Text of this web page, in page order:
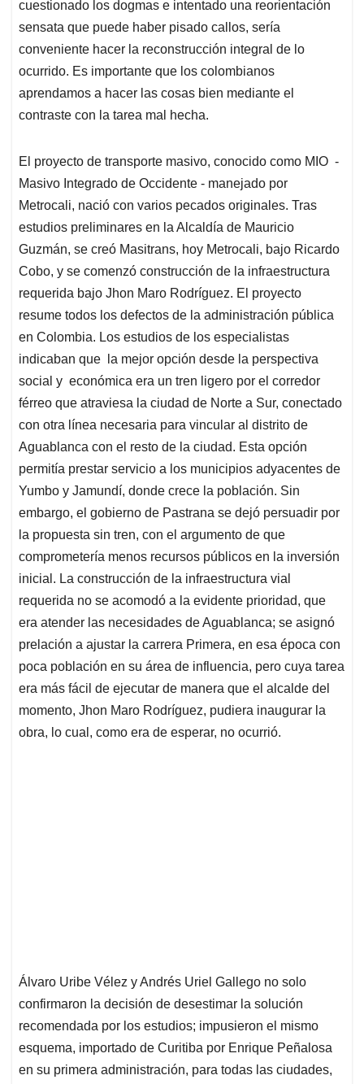
cuestionado los dogmas e intentado una reorientación
sensata que puede haber pisado callos, sería
conveniente hacer la reconstrucción integral de lo
ocurrido. Es importante que los colombianos
aprendamos a hacer las cosas bien mediante el
contraste con la tarea mal hecha.
El proyecto de transporte masivo, conocido como MIO -
Masivo Integrado de Occidente - manejado por
Metrocali, nació con varios pecados originales. Tras
estudios preliminares en la Alcaldía de Mauricio
Guzmán, se creó Masitrans, hoy Metrocali, bajo Ricardo
Cobo, y se comenzó construcción de la infraestructura
requerida bajo Jhon Maro Rodríguez. El proyecto
resume todos los defectos de la administración pública
en Colombia. Los estudios de los especialistas
indicaban que la mejor opción desde la perspectiva
social y económica era un tren ligero por el corredor
férreo que atraviesa la ciudad de Norte a Sur, conectado
con otra línea necesaria para vincular al distrito de
Aguablanca con el resto de la ciudad. Esta opción
permitía prestar servicio a los municipios adyacentes de
Yumbo y Jamundí, donde crece la población. Sin
embargo, el gobierno de Pastrana se dejó persuadir por
la propuesta sin tren, con el argumento de que
comprometería menos recursos públicos en la inversión
inicial. La construcción de la infraestructura vial
requerida no se acomodó a la evidente prioridad, que
era atender las necesidades de Aguablanca; se asignó
prelación a ajustar la carrera Primera, en esa época con
poca población en su área de influencia, pero cuya tarea
era más fácil de ejecutar de manera que el alcalde del
momento, Jhon Maro Rodríguez, pudiera inaugurar la
obra, lo cual, como era de esperar, no ocurrió.
Álvaro Uribe Vélez y Andrés Uriel Gallego no solo
confirmaron la decisión de desestimar la solución
recomendada por los estudios; impusieron el mismo
esquema, importado de Curitiba por Enrique Peñalosa
en su primera administración, para todas las ciudades,